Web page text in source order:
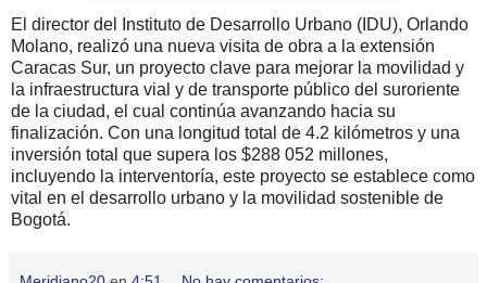
El director del Instituto de Desarrollo Urbano (IDU), Orlando
Molano, realizó una nueva visita de obra a la extensión
Caracas Sur, un proyecto clave para mejorar la movilidad y
la infraestructura vial y de transporte público del suroriente
de la ciudad, el cual continúa avanzando hacia su
finalización. Con una longitud total de 4.2 kilómetros y una
inversión total que supera los $288 052 millones,
incluyendo la interventoría, este proyecto se establece como
vital en el desarrollo urbano y la movilidad sostenible de
Bogotá.